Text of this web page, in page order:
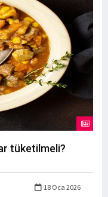
tüketilmeli?
18 Oca 2026